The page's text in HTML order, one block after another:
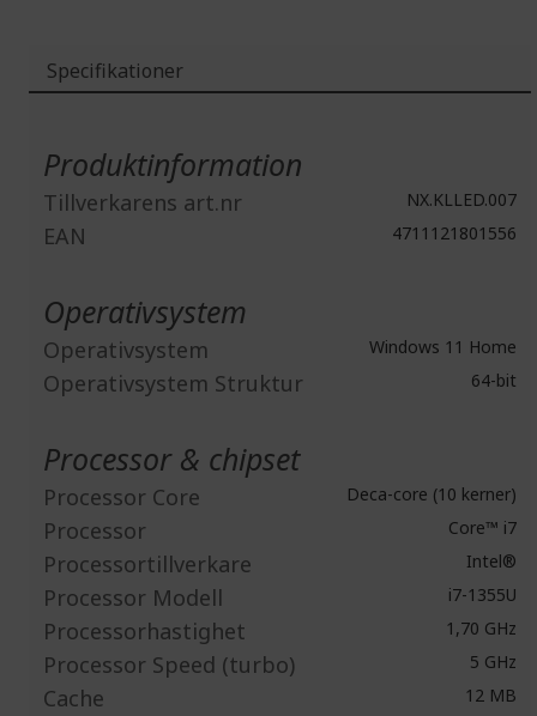
Specifikationer
Produktinformation
Tillverkarens art.nr NX.KLLED.007
EAN 4711121801556
Operativsystem
Operativsystem Windows 11 Home
Operativsystem Struktur 64-bit
Processor & chipset
Processor Core Deca-core (10 kerner)
Processor Core™ i7
Processortillverkare Intel®
Processor Modell i7-1355U
Processorhastighet 1,70 GHz
Processor Speed (turbo) 5 GHz
Cache 12 MB